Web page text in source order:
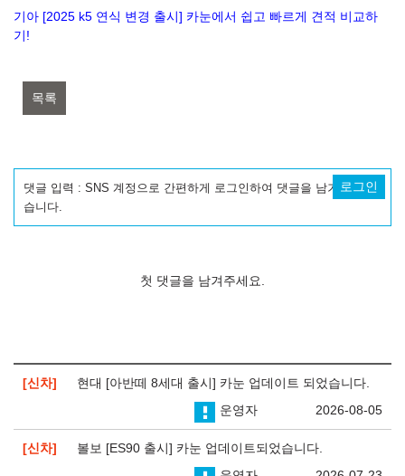
기아 [2025 k5 연식 변경 출시] 카눈에서 쉽고 빠르게 견적 비교하
기!
목록
댓글 입력 : SNS 계정으로 간편하게 로그인하여 댓글을 남기실 수 있
습니다.
로그인
첫 댓글을 남겨주세요.
신차
현대 [아반떼 8세대 출시] 카눈 업데이트 되었습니다.
2026-08-05
운영자
신차
볼보 [ES90 출시] 카눈 업데이트되었습니다.